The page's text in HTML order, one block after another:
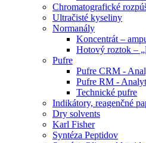
Chromatografické
Ultračisté kyseliny
Normanály
Koncentrát –
Hotový roztok –
Pufre
Pufre CRM -
Pufre RM -
Technické pufre
Indikátory, reagenčné
Dry solvents
Karl Fisher
Syntéza Peptidov